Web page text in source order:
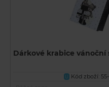
Dárkové krabice
U Kód zboží: